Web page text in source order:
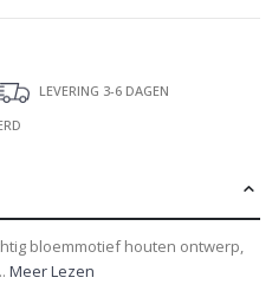
LEVERING 3-6 DAGEN
bloemmotief houten ontwerp,
Meer Lezen